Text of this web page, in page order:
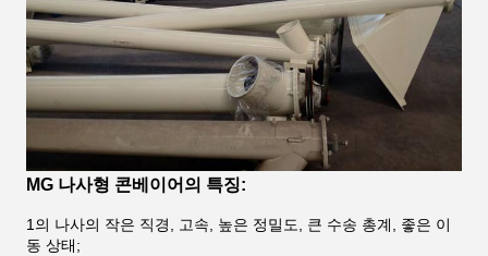
MG 나사형 콘베이어의 특징:
1의 나사의 작은 직경, 고속, 높은 정밀도, 큰 수송 총계, 좋은 이
동 상태;